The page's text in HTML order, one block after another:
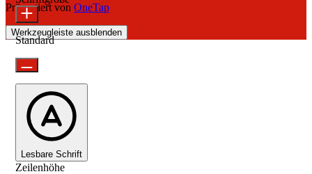
Präsentiert von OneTap
Werkzeugleiste ausblenden
Standard
Lesbare Schrift
Zeilenhöhe